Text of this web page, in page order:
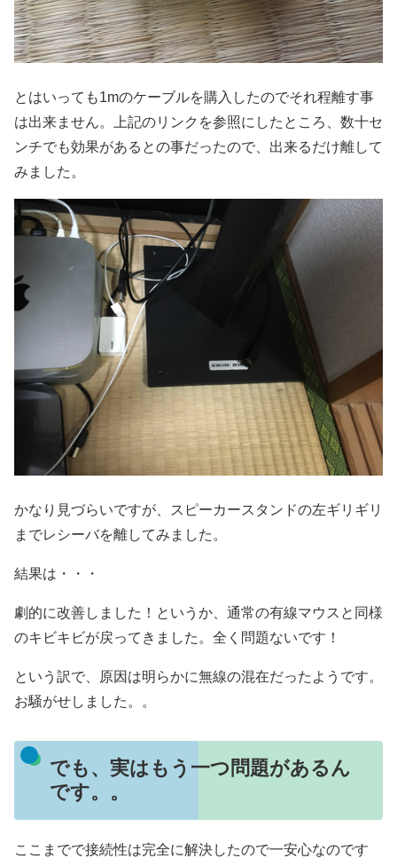
とはいっても1mのケーブルを購入したのでそれ程離す事
は出来ません。上記のリンクを参照にしたところ、数十セ
ンチでも効果があるとの事だったので、出来るだけ離して
みました。
かなり見づらいですが、スピーカースタンドの左ギリギリ
までレシーバを離してみました。
結果は・・・
劇的に改善しました！というか、通常の有線マウスと同様
のキビキビが戻ってきました。全く問題ないです！
という訳で、原因は明らかに無線の混在だったようです。
お騒がせしました。。
でも、実はもう一つ問題があるん
です。。
ここまでで接続性は完全に解決したので一安心なのです